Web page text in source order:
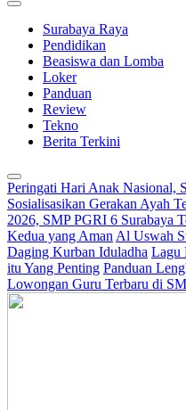
Surabaya Raya
Pendidikan
Beasiswa dan Lomba
Loker
Panduan
Review
Tekno
Berita Terkini
Peringati Hari Anak Nasional,
Sosialisasikan Gerakan Ayah
2026, SMP PGRI 6 Surabaya
Kedua yang Aman Al Uswah
Daging Kurban Iduladha Lagu
itu Yang Penting Panduan
Lowongan Guru Terbaru di